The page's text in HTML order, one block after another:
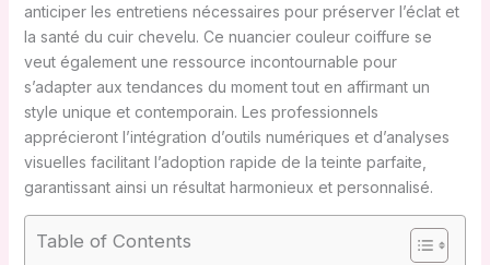
anticiper les entretiens nécessaires pour préserver l’éclat et
la santé du cuir chevelu. Ce nuancier couleur coiffure se
veut également une ressource incontournable pour
s’adapter aux tendances du moment tout en affirmant un
style unique et contemporain. Les professionnels
apprécieront l’intégration d’outils numériques et d’analyses
visuelles facilitant l’adoption rapide de la teinte parfaite,
garantissant ainsi un résultat harmonieux et personnalisé.
Table of Contents